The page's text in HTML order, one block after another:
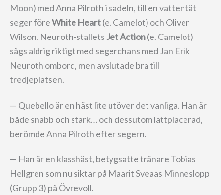
Moon) med Anna Pilroth i sadeln, till en vattentät
seger föreWhite Heart(e. Camelot) och Oliver
Wilson. Neuroth-stallets Jet Action(e. Camelot)
sågs aldrig riktigt med segerchans med Jan Erik
Neuroth ombord, men avslutade bra till
tredjeplatsen.
— Quebello är en häst lite utöver det vanliga. Han är
både snabb och stark… och dessutom lättplacerad,
berömde Anna Pilroth efter segern.
— Han är en klasshäst, betygsatte tränare Tobias
Hellgren som nu siktar på Maarit Sveaas Minneslopp
(Grupp 3) på Övrevoll.